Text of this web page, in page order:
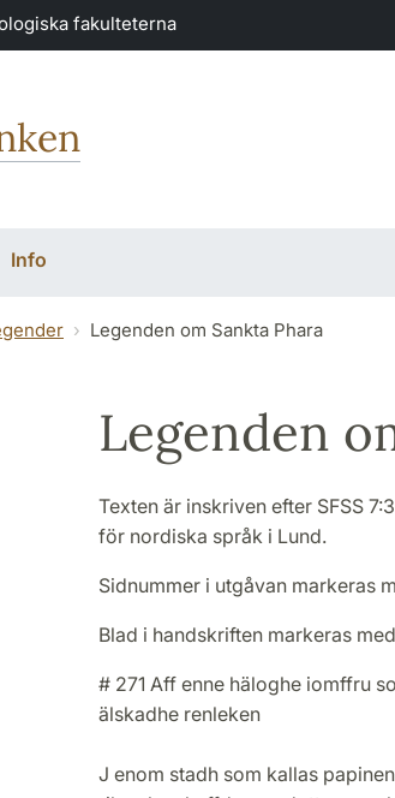
fakulteterna
Info
Legenden om Sankta Phara
Legenden
Texten är inskriven efter SFSS
för nordiska språk i Lund.
Sidnummer i utgåvan markeras
Blad i handskriften markeras
# 271 Aff enne häloghe iomffru
älskadhe renleken
J enom stadh som kallas